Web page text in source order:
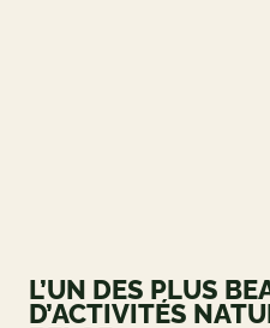
et tarifsL’UN DES PLUS
D’ACTIVITÉS